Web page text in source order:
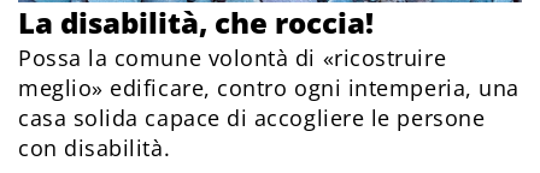
La disabilità, che roccia!
Possa la comune volontà di «ricostruire
meglio» edificare, contro ogni intemperia, una
casa solida capace di accogliere le persone
con disabilità.